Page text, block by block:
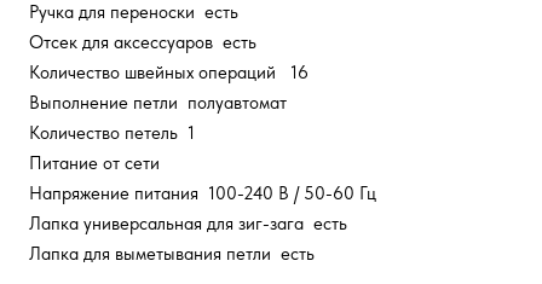
Ручка для переноски есть
Отсек для аксессуаров есть
Количество швейных операций 16
Выполнение петли полуавтомат
Количество петель 1
Питание от сети
Напряжение питания 100-240 В / 50-60 Гц
Лапка универсальная для зиг-зага есть
Лапка для выметывания петли есть